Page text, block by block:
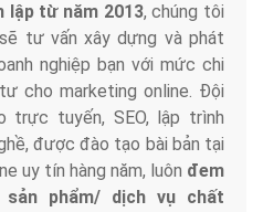
lập từ năm 2013, chúng tôi
tư vấn xây dựng và phát
nghiệp bạn với mức chi
cho marketing online. Đội
trực tuyến, SEO, lập trình
được đào tạo bài bản tại
uy tín hàng năm, luôn đem
phẩm/ dịch vụ chất